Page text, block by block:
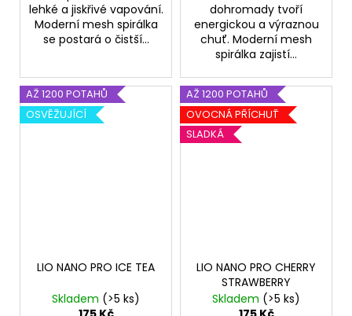
lehké a jiskřivé vapování.
Moderní mesh spirálka
se postará o čistší...
dohromady tvoří
energickou a výraznou
chuť. Moderní mesh
spirálka zajistí...
AŽ 1200 POTAHŮ
OSVĚŽUJÍCÍ
LIO NANO PRO ICE TEA
Skladem (>5 ks)
AŽ 1200 POTAHŮ
OVOCNÁ PŘÍCHUŤ
SLADKÁ
LIO NANO PRO CHERRY
STRAWBERRY
Skladem (>5 ks)